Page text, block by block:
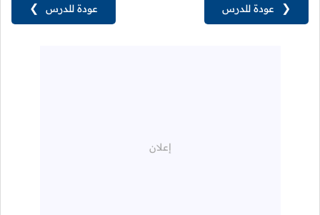
عودة للدرس ❯ ❮ عودة للدرس